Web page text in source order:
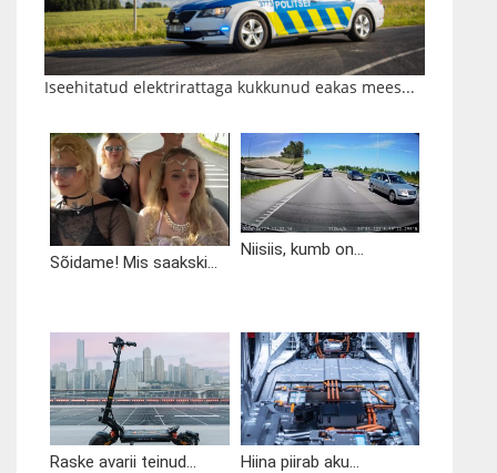
Iseehitatud elektrirattaga kukkunud eakas mees...
Sõidame! Mis saakski...
Niisiis, kumb on...
Raske avarii teinud... Hiina piirab aku...